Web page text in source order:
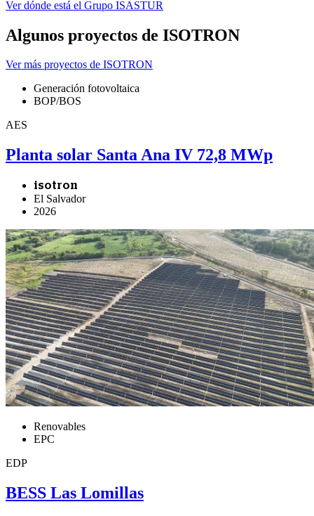
Ver dónde está el Grupo ISASTUR
Algunos proyectos de ISOTRON
Ver más proyectos de ISOTRON
Generación fotovoltaica
BOP/BOS
AES
Planta solar Santa Ana IV 72,8 MWp
isotron
El Salvador
2026
Renovables
EPC
EDP
BESS Las Lomillas